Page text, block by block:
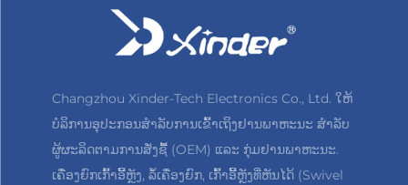
Changzhou Xinder-Tech Electronics Co., Ltd. ໃຫ້
ບໍລິການອຸປະກອນສຳລັບການເຂົ້າເຖິງຢານພາຫະນະ ສຳລັບ
ຜູ້ຜະລິດຕາມການສັ່ງຊື້ (OEM) ແລະ ກຸ່ມຢານພາຫະນະ.
ເຄື່ອງຍົກເກົ້າອີ້ຫຼັງ, ລໍ້ເຄື່ອງຍົກ, ເກົ້າອີ້ຫຼັງທີ່ຫັນໄດ້ (Swivel